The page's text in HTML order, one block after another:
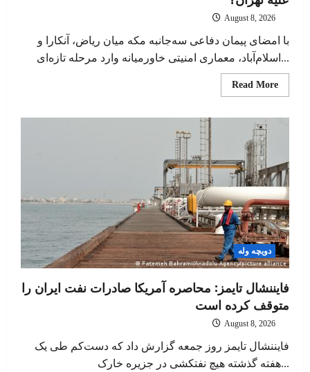
August 8, 2026
با امضای پیمان دفاعی سه‌جانبه مکه میان ریاض، آنکارا و
اسلام‌آباد، معماری امنیتی خاورمیانه وارد مرحله تازه‌ای...
Read MoreRead
یا
ائتلاف
نظامی
علیه
تهران؟
دویچه وله
فایننشال تایمز: محاصره آمریکا صادرات نفت ایران را
متوقف کرده است
August 8, 2026
فایننشال تایمز روز جمعه گزارش داد که دست‌کم طی یک
هفته گذشته هیچ نفتکشی در جزیره خارک...